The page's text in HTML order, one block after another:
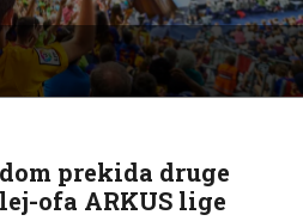
prekida druge
ofa ARKUS lige